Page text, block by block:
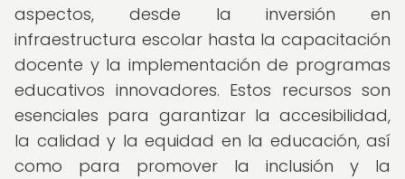
aspectos, desde la inversión en
infraestructura escolar hasta la capacitación
docente y la implementación de programas
educativos innovadores. Estos recursos son
esenciales para garantizar la accesibilidad,
la calidad y la equidad en la educación, así
como para promover la inclusión y la